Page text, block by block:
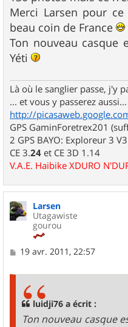
s
a
g
e
Merci Larsen pour
beau coin de France
Ton nouveau casque
Yéti
Là où le sanglier passe, j'y
... et vous y passerez aussi...
http://
GPS GaminForetrex201
2 GPS BAYO: Exploreur 3
CE 3.24 et CE 3D 1.14
V.A.E. Haibike XDURO
Larsen
Utagawiste
gourou
M19 avr. 2011, 22:57
luidji76 a écrit :
Ton nouveau casque